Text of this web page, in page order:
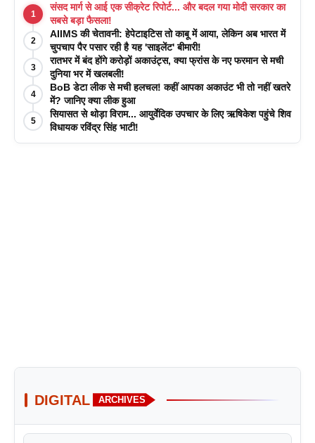
1
संसद मार्ग से आई एक सीक्रेट रिपोर्ट... और बदल गया मोदी सरकार का
सबसे बड़ा फैसला!
2
AIIMS की चेतावनी: हेपेटाइटिस तो काबू में आया, लेकिन अब भारत में
चुपचाप पैर पसार रही है यह 'साइलेंट' बीमारी!
3
रातभर में बंद होंगे करोड़ों अकाउंट्स, क्या फ्रांस के नए फरमान से मची
दुनिया भर में खलबली!
4
BoB डेटा लीक से मची हलचल! कहीं आपका अकाउंट भी तो नहीं खतरे
में? जानिए क्या लीक हुआ
5
सियासत से थोड़ा विराम... आयुर्वेदिक उपचार के लिए ऋषिकेश पहुंचे शिव
विधायक रविंद्र सिंह भाटी!
DIGITAL ARCHIVES